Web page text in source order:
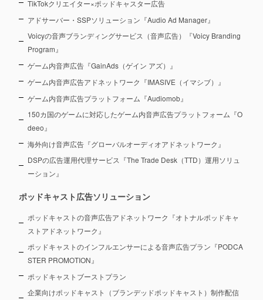
TikTokクリエイター×ポッドキャスター広告
アドサーバー・SSPソリューション『Audio Ad Manager』
Voicyの音声ブランディングサービス（音声広告）『Voicy Branding
Program』
ゲーム内音声広告『GainAds（ゲイン アズ）』
ゲーム内音声広告アドネットワーク『IMASIVE（イマシブ）』
ゲーム内音声広告プラットフォーム『Audiomob』
150カ国のゲームに対応したゲーム内音声広告プラットフォーム『O
deeo』
海外向け音声広告『グローバルオーディオアドネットワーク』
DSPの広告運用代理サービス『The Trade Desk（TTD）運用ソリュ
ーション』
ポッドキャスト広告ソリューション
ポッドキャストの音声広告アドネットワーク『オトナルポッドキャ
ストアドネットワーク』
ポッドキャストのインフルエンサーによる音声広告プラン『PODCA
STER PROMOTION』
ポッドキャストブーストプラン
企業向けポッドキャスト（ブランデッドポッドキャスト）制作配信